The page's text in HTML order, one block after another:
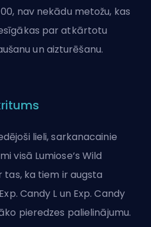
nav nekādu metožu, kas
par atkārtotu
un aizturēšanu.
lieli, sarkanacainie
visā Lumiose’s Wild
tas, ka tiem ir augsta
Candy L un Exp. Candy
pieredzes palielinājumu.